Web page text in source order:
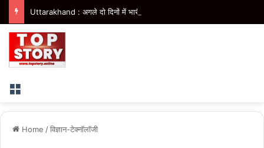
Uttarakhand : अगले दो दिनों में भारी से बहुत भारी वर्षा की संभावना
Menu
Home /विज्ञान-टेक्नॉलॉजी